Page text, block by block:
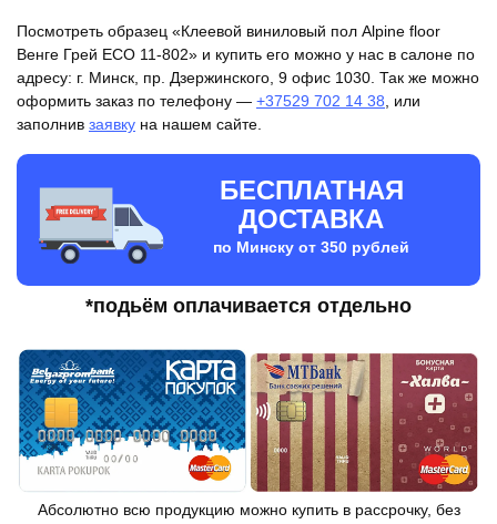
floor
Венге
Грей
ECO
11-
802
Посмотреть образец «Клеевой виниловый пол Alpine floor
Венге Грей ECO 11-802» и купить его можно у нас в салоне по
адресу: г. Минск, пр. Дзержинского, 9 офис 1030. Так же можно
оформить заказ по телефону — +37529 702 14 38 , или
заполнив заявку на нашем сайте.
БЕСПЛАТНАЯ
ДОСТАВКА
по Минску от 350 рублей
*подьём оплачивается отдельно
Абсолютно всю продукцию можно купить в рассрочку, без